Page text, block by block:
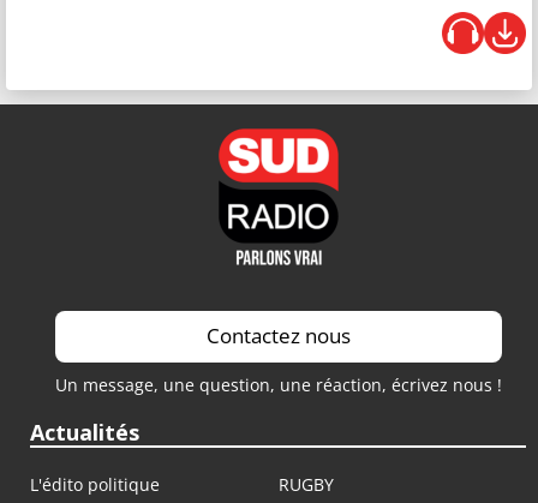
Contactez nous
Un message, une question, une réaction, écrivez nous !
Actualités
L'édito politique
RUGBY